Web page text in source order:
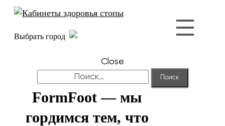
Выбрать город
Close
FormFoot — мы
гордимся тем, что